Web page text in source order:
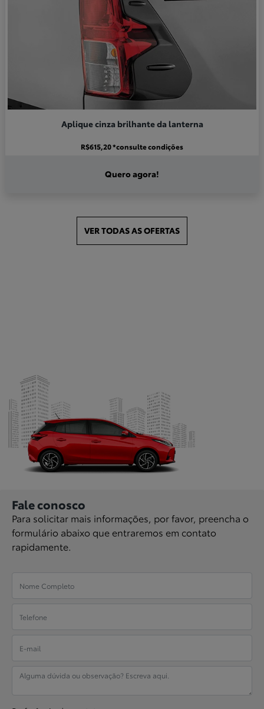
Aplique cinza brilhante da lanterna
R$615,20 *consulte condições
Quero agora!
VER TODAS AS OFERTAS
Fale conosco
Para solicitar mais informações, por favor, preencha o
formulário abaixo que entraremos em contato
rapidamente.